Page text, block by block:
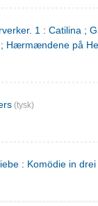
1 : Catilina ;
Hærmændene på
(tysk)
: Komödie in drei